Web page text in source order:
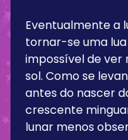
Eventualmente a
tornar-se uma
impossível de ver
sol. Como se
antes do nascer
crescente
lunar menos